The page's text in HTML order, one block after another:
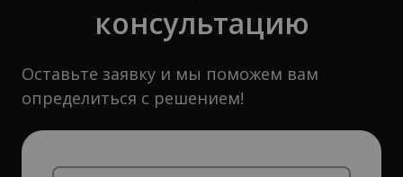
консультацию
Оставьте заявку и мы поможем вам
определиться с решением!